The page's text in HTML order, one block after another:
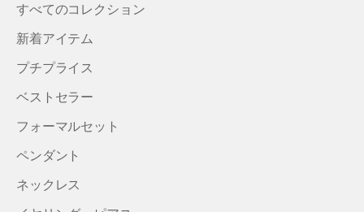
すべてのコレクション
新着アイテム
プチプライス
ベストセラー
フォーマルセット
ペンダント
ネックレス